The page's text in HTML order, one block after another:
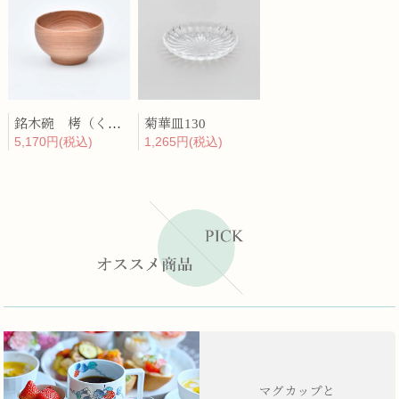
銘木碗 栲（くるみ）
5,170円(税込)
菊華皿130
1,265円(税込)
マグカップと